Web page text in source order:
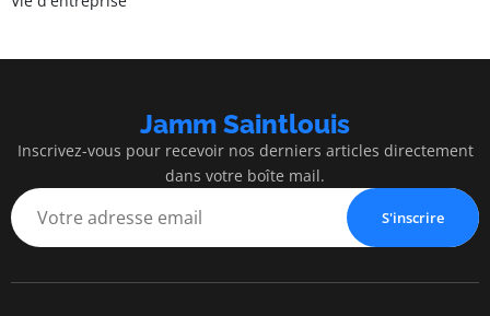
Jamm Saintlouis
Inscrivez-vous pour recevoir nos derniers articles directement
dans votre boîte mail.
S'inscrire